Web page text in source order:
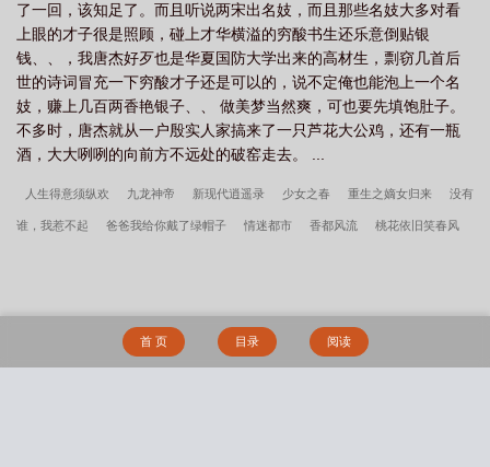
txt 黄蓉的秘密 神雕江山美人志 神雕之江山美人杨庭 神雕之江山美人
神雕雨云 神雕之江山美人神雕风雨 神雕之江山美人阅读 神雕之江山美人千
丝万缕 神雕之江山美人叼烟头 神雕之江山美人系列 神雕之江山美人妈妈穆
念慈妈妈 神雕之江山美人八零 神雕之江山美人笔趣阁 神雕之江山美人
2 神雕之江山美人千丝万缕最新章节 神雕之江山美人TXT 神雕之江山美人
人神雕雨云笔趣阁 神雕之江山美人TXT百度资源 神雕之江山美人唐杰
了一回，该知足了。而且听说两宋出名妓，而且那些名妓大多对看
上眼的才子很是照顾，碰上才华横溢的穷酸书生还乐意倒贴银
钱、、，我唐杰好歹也是华夏国防大学出来的高材生，剽窃几首后
世的诗词冒充一下穷酸才子还是可以的，说不定俺也能泡上一个名
妓，赚上几百两香艳银子、、 做美梦当然爽，可也要先填饱肚子。
不多时，唐杰就从一户殷实人家搞来了一只芦花大公鸡，还有一瓶
酒，大大咧咧的向前方不远处的破窑走去。 ...
人生得意须纵欢 九龙神帝 新现代逍遥录 少女之春 重生之嫡女归来 没有
谁，我惹不起 爸爸我给你戴了绿帽子 情迷都市 香都风流 桃花依旧笑春风
贫道要考大学 母欲的衍生 巴甫洛夫与白月光by王孙何许原著小说未删
首 页 目录 阅读